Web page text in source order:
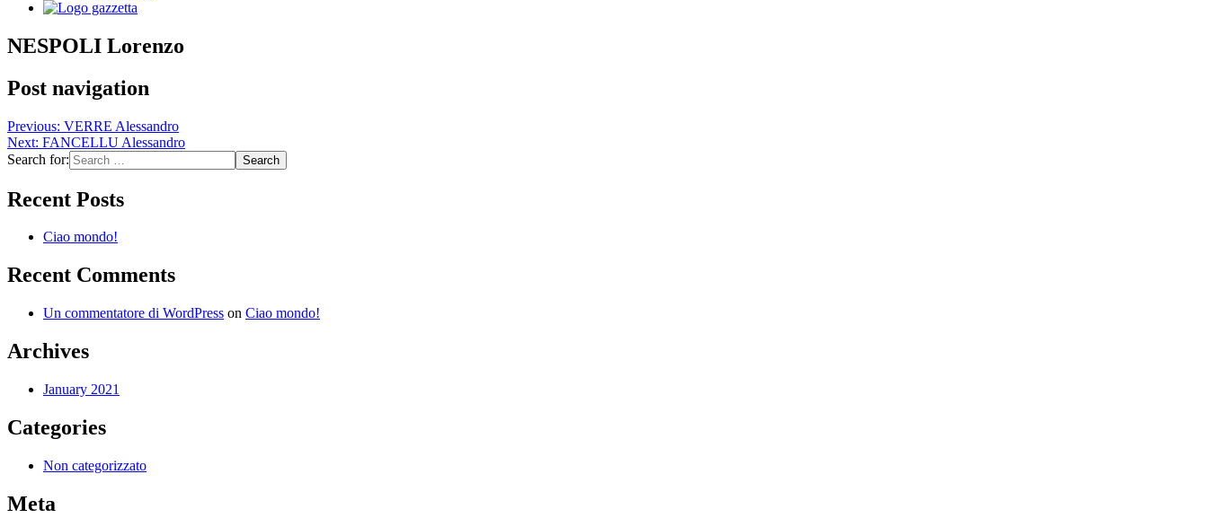
NESPOLI Lorenzo
Post navigation
Previous: VERRE Alessandro
Next: FANCELLU Alessandro
Search for:
Recent Posts
Ciao mondo!
Recent Comments
Un commentatore di WordPress on Ciao mondo!
Archives
January 2021
Categories
Non categorizzato
Meta